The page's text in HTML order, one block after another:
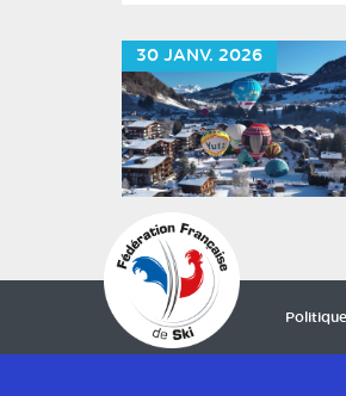
30 JANV. 2026